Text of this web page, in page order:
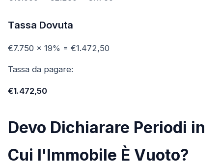
Tassa Dovuta
€7.750 × 19% = €1.472,50
Tassa da pagare:
€1.472,50
Devo Dichiarare Periodi in
Cui l'Immobile È Vuoto?